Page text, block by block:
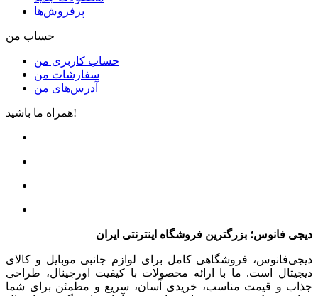
پرفروش‌ها
حساب من
حساب کاربری من
سفارشات من
آدرس‌های من
همراه ما باشید!
دیجی فانوس؛ بزرگترین فروشگاه اینترنتی ایران
دیجی‌فانوس، فروشگاهی کامل برای لوازم جانبی موبایل و کالای
دیجیتال است. ما با ارائه محصولات با کیفیت اورجینال، طراحی
جذاب و قیمت مناسب، خریدی آسان، سریع و مطمئن برای شما